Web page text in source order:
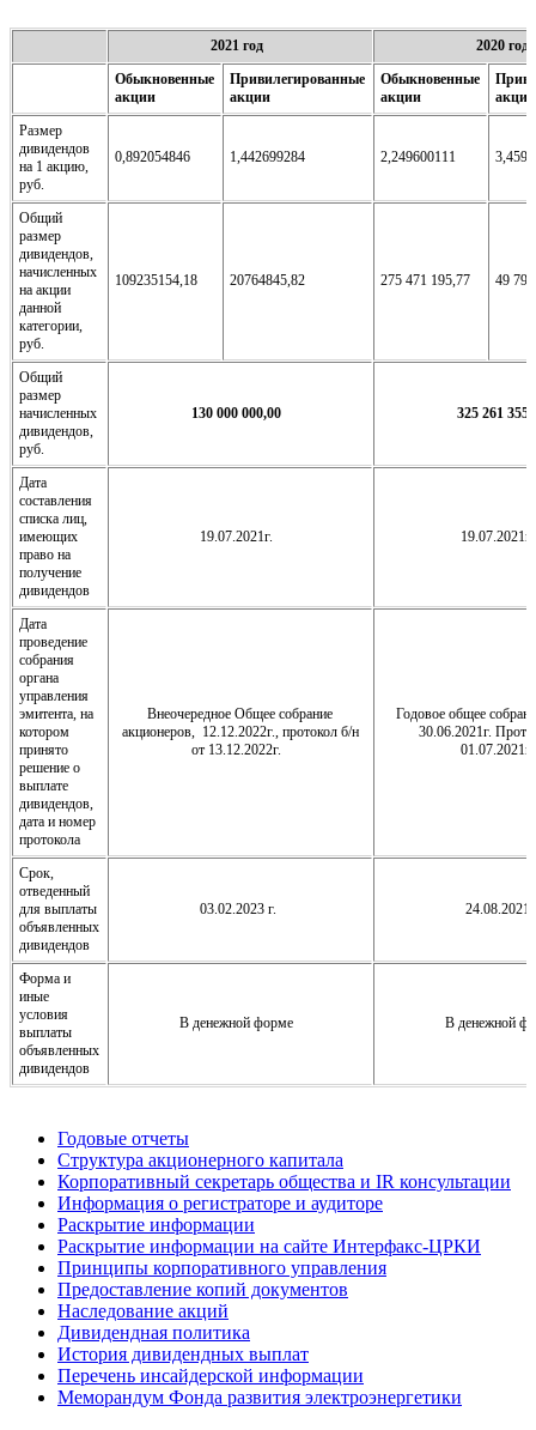
2021 год
2020 год
Обыкновенные
акции
Привилегированные
акции
Обыкновенные
акции
акции
Размер
дивидендов
на 1 акцию,
руб.
0,892054846 1,442699284 2,249600111
Общий
размер
дивидендов,
начисленных
на акции
данной
категории,
руб.
109235154,18 20764845,82 275 471 195,77 49
Общий
размер
начисленных
дивидендов,
руб.
130 000 000,00 325 261
Дата
составления
списка лиц,
имеющих
право на
получение
дивидендов
19.07.2021г.
Дата
проведение
собрания
органа
управления
эмитента, на
котором
принято
решение о
выплате
дивидендов,
дата и номер
протокола
Внеочередное Общее собрание
акционеров, 12.12.2022г., протокол б/н
от 13.12.2022г.
Годовое общее
30.06.2021г.
Срок,
отведенный
для выплаты
объявленных
дивидендов
03.02.2023 г. 24.08.2021
Форма и
иные
условия
выплаты
объявленных
дивидендов
В денежной форме В денежной
Годовые отчеты
Структура акционерного капитала
Корпоративный секретарь общества и IR консультации
Информация о регистраторе и аудиторе
Раскрытие информации
Раскрытие информации на сайте Интерфакс-ЦРКИ
Принципы корпоративного управления
Предоставление копий документов
Наследование акций
Дивидендная политика
История дивидендных выплат
Перечень инсайдерской информации
Меморандум Фонда развития электроэнергетики